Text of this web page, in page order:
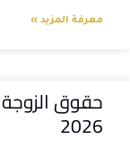
معرفة المزيد »
حقوق
2026